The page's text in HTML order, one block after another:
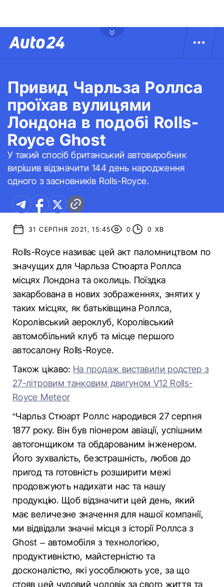
Привид Чарльза Роллса
проїхав вулицями
Лондона в подобі Rolls-
Royce Ghost
У такий спосіб британський автовиробник
вирішив відзначити 144 день народження
одного з засновників Rolls-Royce.
31 СЕРПНЯ 2021, 15:45 0 0 ХВ
Rolls-Royce називає цей акт паломництвом по
значущих для Чарльза Стюарта Роллса
місцях Лондона та околиць. Поїздка
закарбована в нових зображеннях, знятих у
таких місцях, як батьківщина Роллса,
Королівський аероклуб, Королівський
автомобільний клуб та місце першого
автосалону Rolls-Royce.
Також цікаво: На продаж виставили родстер з
27-літровим танковим двигуном V12 Rolls-
Royce Meteor
“Чарльз Стюарт Роллс народився 27 серпня
1877 року. Він був піонером авіації, успішним
автогонщиком та обдарованим інженером.
Його зухвалість, безстрашність, любов до
пригод та готовність розширити межі
продовжують надихати нас та нашу
продукцію. Щоб відзначити цей день, який
має величезне значення для нашої компанії,
ми відвідали значні місця з історії Роллса з
Ghost – автомобіля з технологією,
продуктивністю, майстерністю та
досконалістю, які уособлюють усе, за що
стояв цей чудовий чоловік за свого життя та